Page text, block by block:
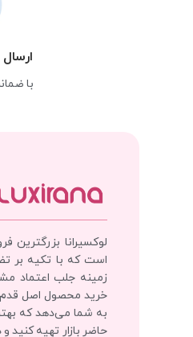
با
لوکسیرانا بزرگترین
است که با تکیه بر
زمینه جلب اعتماد
خرید محصول اصل قدم
به شما می‌دهد که
حاضر بازار تهیه کنید